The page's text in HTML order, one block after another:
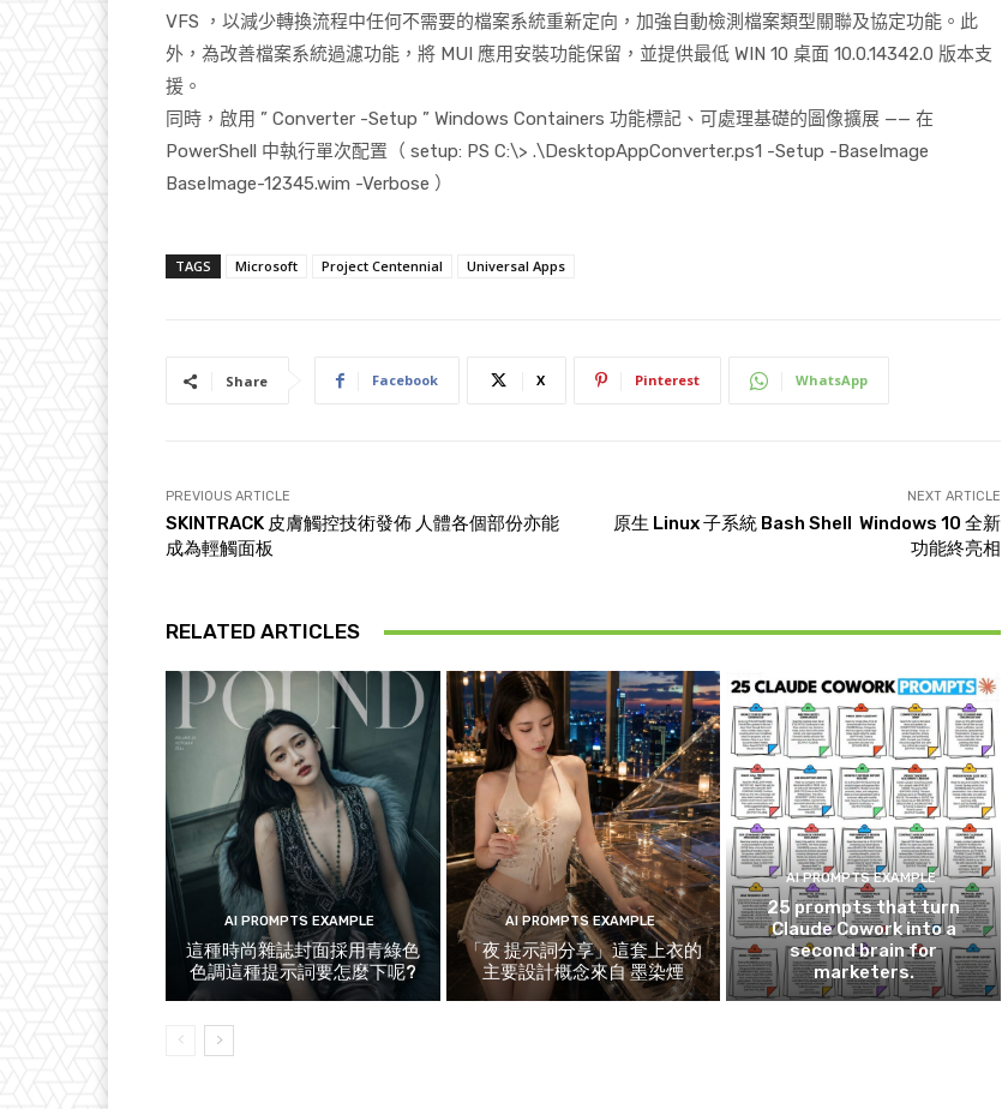
VFS
，以減少轉換流程中任何不需要的檔案系統重新定向，加強自動檢測檔案類型關聯及協定功能。此
外，為改善檔案系統過濾功能，將 MUI 應用安裝功能保留，並提供最低 WIN 10 桌面 10.0.14342.0 版本支
援。
同時，啟用 ” Converter -Setup ” Windows Containers 功能標記、可處理基礎的圖像擴展 —— 在
PowerShell 中執行單次配置（ setup: PS C:\> .\DesktopAppConverter.ps1 -Setup -BaseImage
BaseImage-12345.wim -Verbose ）
TAGS Microsoft Project Centennial Universal Apps
Share Facebook X Pinterest WhatsApp
PREVIOUS ARTICLE
SKINTRACK 皮膚觸控技術發佈 人體各個部份亦能
成為輕觸面板
NEXT ARTICLE
原生 Linux 子系統 Bash Shell Windows 10 全新
功能終亮相
RELATED ARTICLES
AI PROMPTS EXAMPLE
這種時尚雜誌封面採用青綠色
色調這種提示詞要怎麼下呢?
AI PROMPTS EXAMPLE
「夜 提示詞分享」這套上衣的
主要設計概念來自 墨染煙
AI PROMPTS EXAMPLE
25 prompts that turn
Claude Cowork into a
second brain for
marketers.